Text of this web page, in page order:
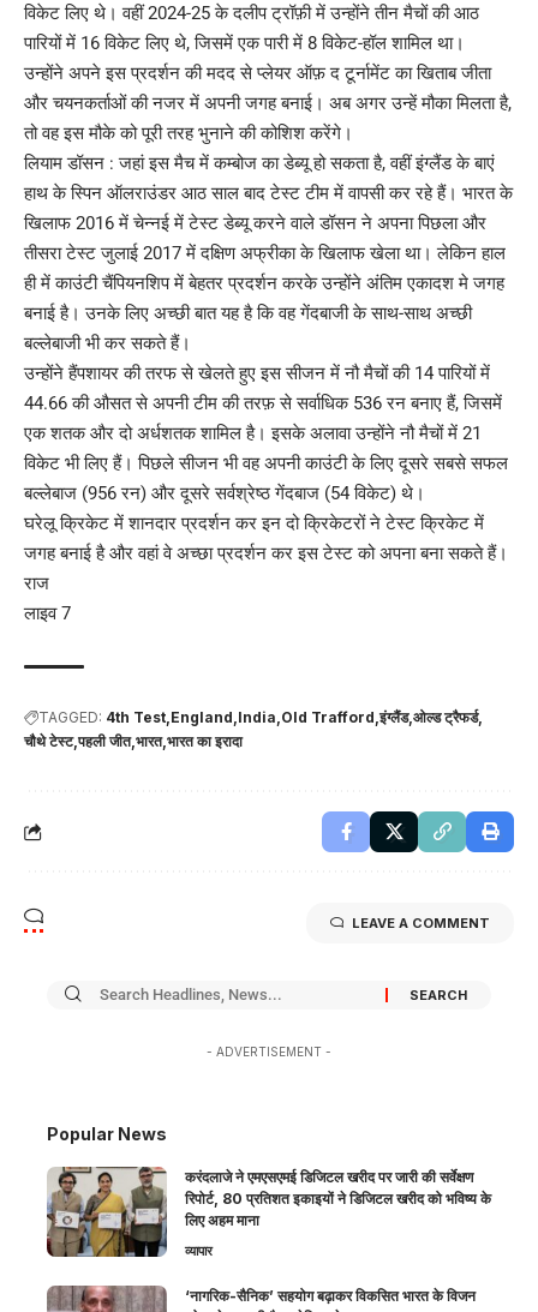
विकेट लिए थे। वहीं 2024-25 के दलीप ट्रॉफ़ी में उन्होंने तीन मैचों की आठ
पारियों में 16 विकेट लिए थे, जिसमें एक पारी में 8 विकेट-हॉल शामिल था।
उन्होंने अपने इस प्रदर्शन की मदद से प्लेयर ऑफ़ द टूर्नामेंट का खिताब जीता
और चयनकर्ताओं की नजर में अपनी जगह बनाई। अब अगर उन्हें मौका मिलता है,
तो वह इस मौके को पूरी तरह भुनाने की कोशिश करेंगे।
लियाम डॉसन : जहां इस मैच में कम्बोज का डेब्यू हो सकता है, वहीं इंग्लैंड के बाएं
हाथ के स्पिन ऑलराउंडर आठ साल बाद टेस्ट टीम में वापसी कर रहे हैं। भारत के
खिलाफ 2016 में चेन्नई में टेस्ट डेब्यू करने वाले डॉसन ने अपना पिछला और
तीसरा टेस्ट जुलाई 2017 में दक्षिण अफ्रीका के खिलाफ खेला था। लेकिन हाल
ही में काउंटी चैंपियनशिप में बेहतर प्रदर्शन करके उन्होंने अंतिम एकादश मे जगह
बनाई है। उनके लिए अच्छी बात यह है कि वह गेंदबाजी के साथ-साथ अच्छी
बल्लेबाजी भी कर सकते हैं।
उन्होंने हैंपशायर की तरफ से खेलते हुए इस सीजन में नौ मैचों की 14 पारियों में
44.66 की औसत से अपनी टीम की तरफ़ से सर्वाधिक 536 रन बनाए हैं, जिसमें
एक शतक और दो अर्धशतक शामिल है। इसके अलावा उन्होंने नौ मैचों में 21
विकेट भी लिए हैं। पिछले सीजन भी वह अपनी काउंटी के लिए दूसरे सबसे सफल
बल्लेबाज (956 रन) और दूसरे सर्वश्रेष्ठ गेंदबाज (54 विकेट) थे।
घरेलू क्रिकेट में शानदार प्रदर्शन कर इन दो क्रिकेटरों ने टेस्ट क्रिकेट में
जगह बनाई है और वहां वे अच्छा प्रदर्शन कर इस टेस्ट को अपना बना सकते हैं।
राज
लाइव 7
TAGGED: 4th Test England India Old Trafford इंग्लैंड ओल्ड ट्रैफर्ड
चौथे टेस्ट पहली जीत भारत भारत का इरादा
LEAVE A COMMENT
- ADVERTISEMENT -
Popular News
करंदलाजे ने एमएसएमई डिजिटल खरीद पर जारी की सर्वेक्षण
रिपोर्ट, 80 प्रतिशत इकाइयों ने डिजिटल खरीद को भविष्य के
लिए अहम माना
व्यापार
‘नागरिक-सैनिक’ सहयोग बढ़ाकर विकसित भारत के विजन